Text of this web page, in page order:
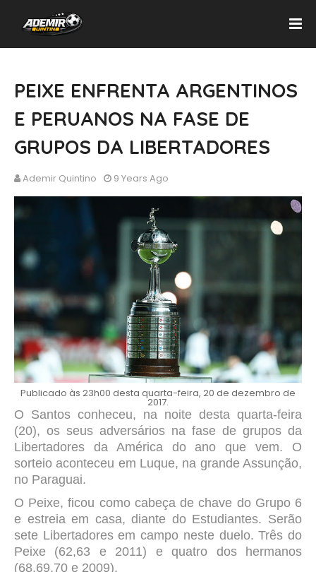
PEIXE ENFRENTA ARGENTINOS
E PERUANOS NA FASE DE
GRUPOS DA LIBERTADORES
Ademir Quintino 9 Years Ago
Publicado às 23h00 desta quarta-feira, 20 de dezembro de
2017.
O Santos conheceu, na noite desta quarta-feira
(20), os seus adversários na fase de grupos da
Libertadores da América do ano que vem. O
sorteio aconteceu em Luque, na grande Assunção,
no Paraguai.
O Peixe, ficou como cabeça de chave do Grupo 6
e estreia em casa, diante do Estudiantes. Serão
sete Libertadores em campo neste duelo. Três do
Peixe (62,63 e 2011) e quatro dos hermanos
(68,69,70 e 2009).